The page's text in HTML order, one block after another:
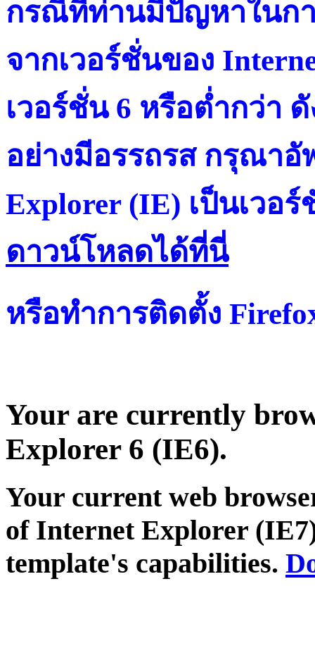
กรณีที่ท่านมีปัญหาในกา
จากเวอร์ชั่นของ
เวอร์ชั่น 6 หรือต่ำกว่า
อย่างมีอรรถรส กรุณาอั
Explorer (IE) เป็นเวอ
ดาวน์โหลดได้ที่น
หรือทำการติดตั้ง
Your are currently
Explorer 6 (IE6).
Your current web
of Internet Explorer
template's capabilities.